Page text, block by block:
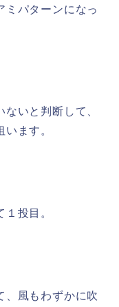
ミパターンになっ
いと判断して、
ます。
投目。
、風もわずかに吹